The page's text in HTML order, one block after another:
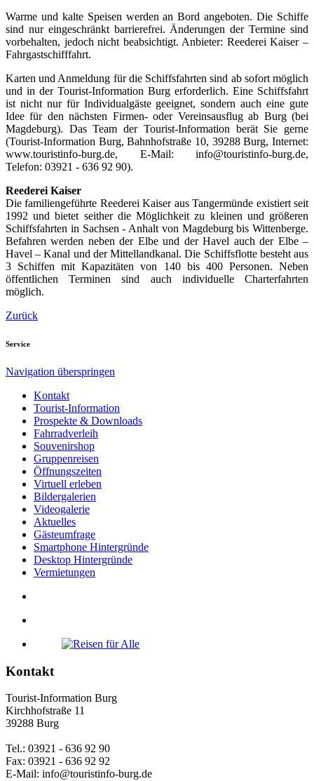
Warme und kalte Speisen werden an Bord angeboten. Die Schiffe
sind nur eingeschränkt barrierefrei. Änderungen der Termine sind
vorbehalten, jedoch nicht beabsichtigt. Anbieter: Reederei Kaiser –
Fahrgastschifffahrt.
Karten und Anmeldung für die Schiffsfahrten sind ab sofort möglich
und in der Tourist-Information Burg erforderlich. Eine Schiffsfahrt
ist nicht nur für Individualgäste geeignet, sondern auch eine gute
Idee für den nächsten Firmen- oder Vereinsausflug ab Burg (bei
Magdeburg). Das Team der Tourist-Information berät Sie gerne
(Tourist-Information Burg, Bahnhofstraße 10, 39288 Burg, Internet:
www.touristinfo-burg.de, E-Mail: info@touristinfo-burg.de,
Telefon: 03921 - 636 92 90).
Reederei Kaiser
Die familiengeführte Reederei Kaiser aus Tangermünde existiert seit
1992 und bietet seither die Möglichkeit zu kleinen und größeren
Schiffsfahrten in Sachsen - Anhalt von Magdeburg bis Wittenberge.
Befahren werden neben der Elbe und der Havel auch der Elbe –
Havel – Kanal und der Mittellandkanal. Die Schiffsflotte besteht aus
3 Schiffen mit Kapazitäten von 140 bis 400 Personen. Neben
öffentlichen Terminen sind auch individuelle Charterfahrten
möglich.
Zurück
Service
Navigation überspringen
Kontakt
Tourist-Information
Prospekte & Downloads
Fahrradverleih
Souvenirshop
Gruppenreisen
Öffnungszeiten
Virtuell erleben
Bildergalerien
Videogalerie
Aktuelles
Gästeumfrage
Smartphone Hintergründe
Desktop Hintergründe
Vermietungen
Kontakt
Tourist-Information Burg
Kirchhofstraße 11
39288 Burg
Tel.: 03921 - 636 92 90
Fax: 03921 - 636 92 92
E-Mail: info@touristinfo-burg.de